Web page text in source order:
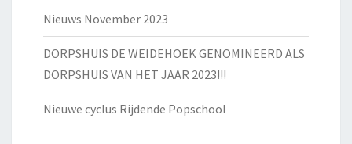
Nieuws November 2023
DORPSHUIS DE WEIDEHOEK GENOMINEERD ALS
DORPSHUIS VAN HET JAAR 2023!!!
Nieuwe cyclus Rijdende Popschool